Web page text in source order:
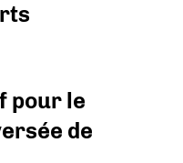
pour le
de